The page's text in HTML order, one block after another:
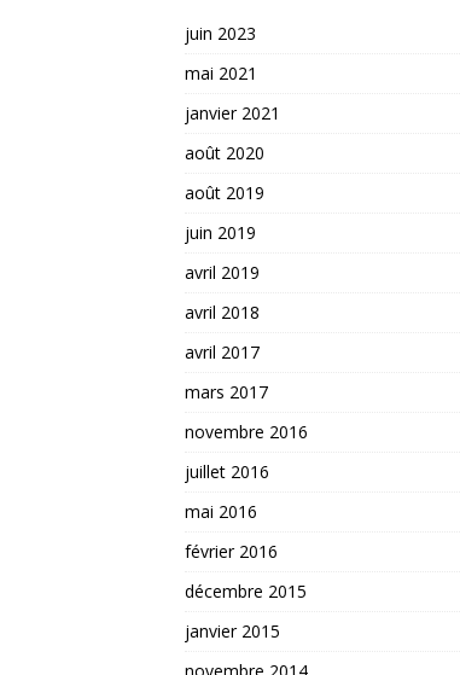
juin 2023
mai 2021
janvier 2021
août 2020
août 2019
juin 2019
avril 2019
avril 2018
avril 2017
mars 2017
novembre 2016
juillet 2016
mai 2016
février 2016
décembre 2015
janvier 2015